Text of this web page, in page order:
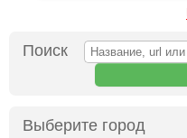
Поиск
Выберите город